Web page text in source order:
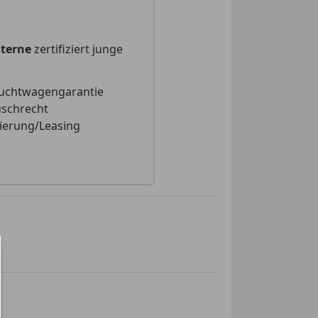
zertifiziert junge
Leasing